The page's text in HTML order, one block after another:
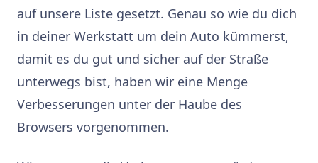
auf unsere Liste gesetzt. Genau so wie du dich
in deiner Werkstatt um dein Auto kümmerst,
damit es du gut und sicher auf der Straße
unterwegs bist, haben wir eine Menge
Verbesserungen unter der Haube des
Browsers vorgenommen.